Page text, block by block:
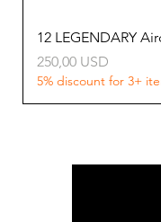
12 LEGENDARY
Ціна
250,00 USD
5% discount for 3+